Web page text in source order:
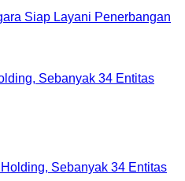
Sebanyak 34 Entitas